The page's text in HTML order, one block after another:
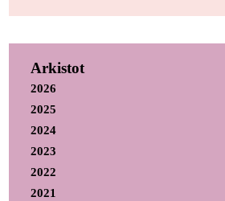
Arkistot
2026
2025
2024
2023
2022
2021